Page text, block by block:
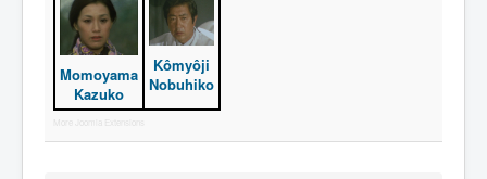
Jinzô ningen Kikaider (人造 人間
キカイダー) = Androïde Kikaider
Momoyama
Kazuko
Kômyôji
Nobuhiko
More Joomla Extensions